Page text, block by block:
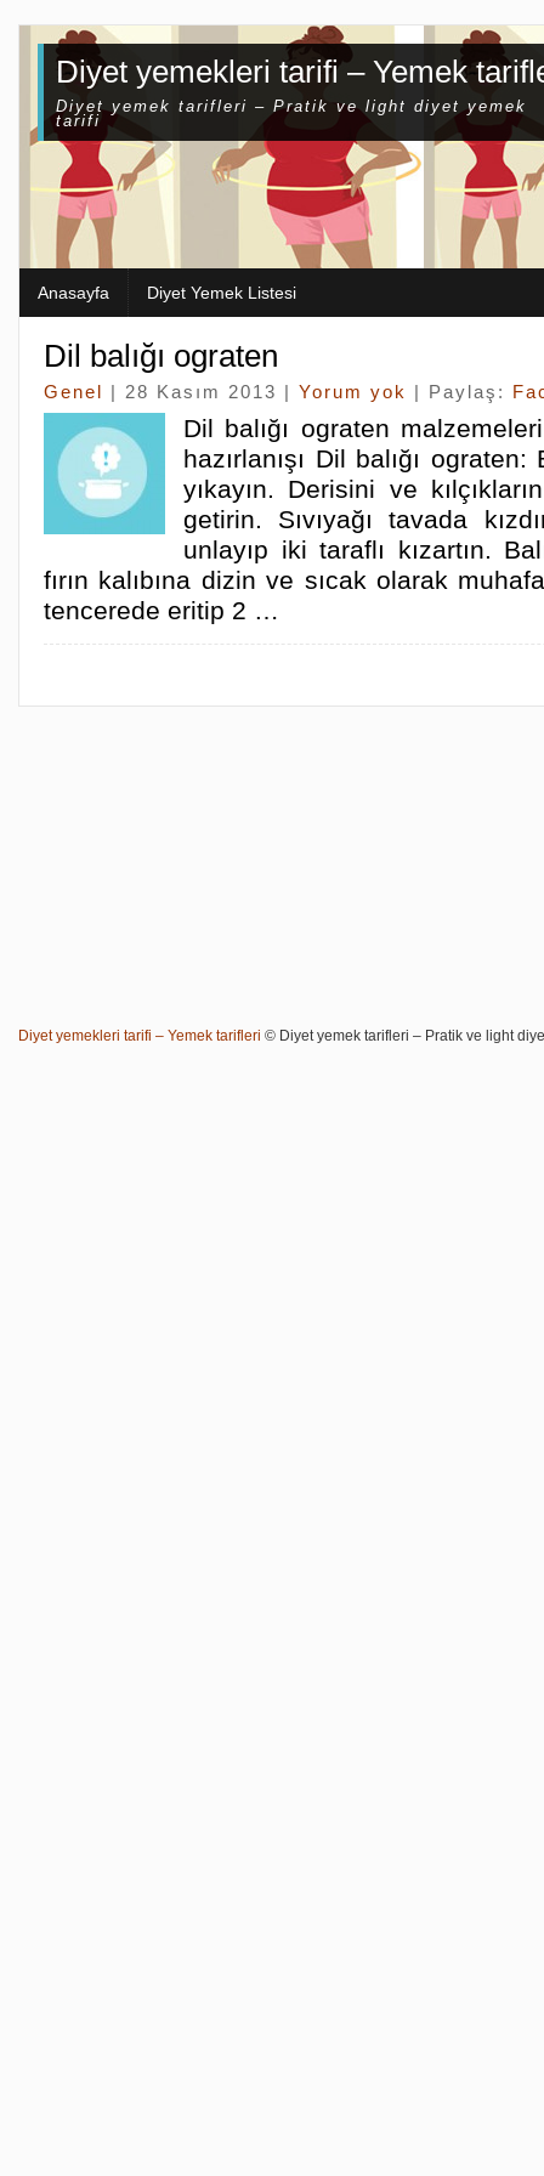
Diyet yemekleri tarifi – Yemek
Diyet yemek tarifleri – Pratik ve light diyet yemek
tarifi
Anasayfa Diyet Yemek Listesi
Dil balığı ograten
Genel | 28 Kasım 2013 | Yorum yok | Paylaş:
Dil balığı ograten
hazırlanışı Dil balığı ograten:
yıkayın. Derisini ve
getirin. Sıvıyağı tavada
unlayıp iki taraflı kızartın.
fırın kalıbına dizin ve sıcak olarak
tencerede eritip 2 …
Diyet yemekleri tarifi – Yemek tarifleri © Diyet yemek tarifleri – Pratik ve light